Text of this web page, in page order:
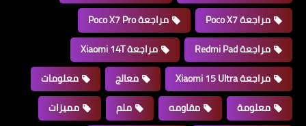
مراجعة Poco X7
مراجعة Poco X7 Pro
مراجعة Redmi Pad
مراجعة Xiaomi 14T
مراجعة Xiaomi 15 Ultra
معالج
معلومات
معلومة
مقاومه ملم
مميزات